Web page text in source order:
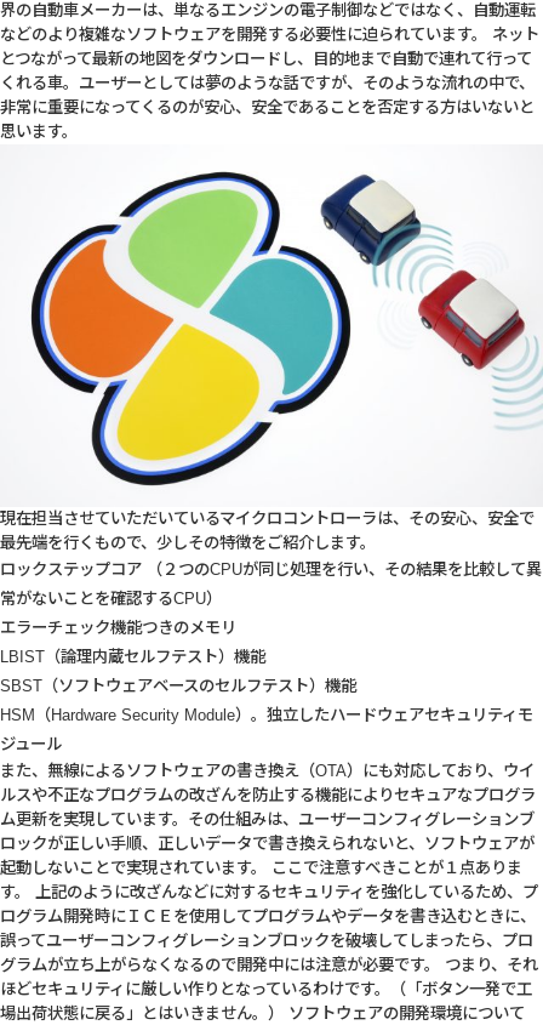
界の自動車メーカーは、単なるエンジンの電子制御などではなく、自動運転
などのより複雑なソフトウェアを開発する必要性に迫られています。 ネット
とつながって最新の地図をダウンロードし、目的地まで自動で連れて行って
くれる車。ユーザーとしては夢のような話ですが、そのような流れの中で、
非常に重要になってくるのが安心、安全であることを否定する方はいないと
思います。
現在担当させていただいているマイクロコントローラは、その安心、安全で
最先端を行くもので、少しその特徴をご紹介します。
ロックステップコア （２つのCPUが同じ処理を行い、その結果を比較して異
常がないことを確認するCPU）
エラーチェック機能つきのメモリ
LBIST（論理内蔵セルフテスト）機能
SBST（ソフトウェアベースのセルフテスト）機能
HSM（Hardware Security Module）。独立したハードウェアセキュリティモ
ジュール
また、無線によるソフトウェアの書き換え（OTA）にも対応しており、ウイ
ルスや不正なプログラムの改ざんを防止する機能によりセキュアなプログラ
ム更新を実現しています。その仕組みは、ユーザーコンフィグレーションブ
ロックが正しい手順、正しいデータで書き換えられないと、ソフトウェアが
起動しないことで実現されています。 ここで注意すべきことが１点ありま
す。 上記のように改ざんなどに対するセキュリティを強化しているため、プ
ログラム開発時にＩＣＥを使用してプログラムやデータを書き込むときに、
誤ってユーザーコンフィグレーションブロックを破壊してしまったら、プロ
グラムが立ち上がらなくなるので開発中には注意が必要です。 つまり、それ
ほどセキュリティに厳しい作りとなっているわけです。（「ボタン一発で工
場出荷状態に戻る」とはいきません。） ソフトウェアの開発環境について